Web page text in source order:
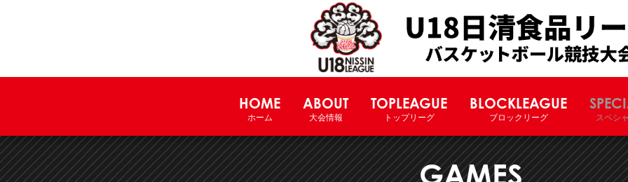
HOME
ホーム
ABOUT
大会情報
TOPLEAGUE
トップリーグ
BLOCKLEAGUE
ブロックリーグ スペシ
GAMES